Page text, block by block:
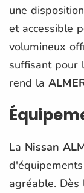
une
et accessible
volumineux
suffisant pour
rend la
La Nissan
agréable.